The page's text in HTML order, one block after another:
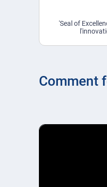
'Seal of
Comment